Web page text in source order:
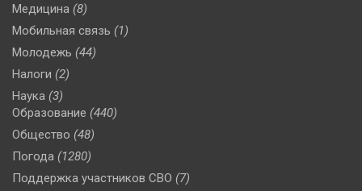
Медицина (8)
Мобильная связь (1)
Молодежь (44)
Налоги (2)
Наука (3)
Образование (440)
Общество (48)
Погода (1280)
Поддержка участников СВО (7)